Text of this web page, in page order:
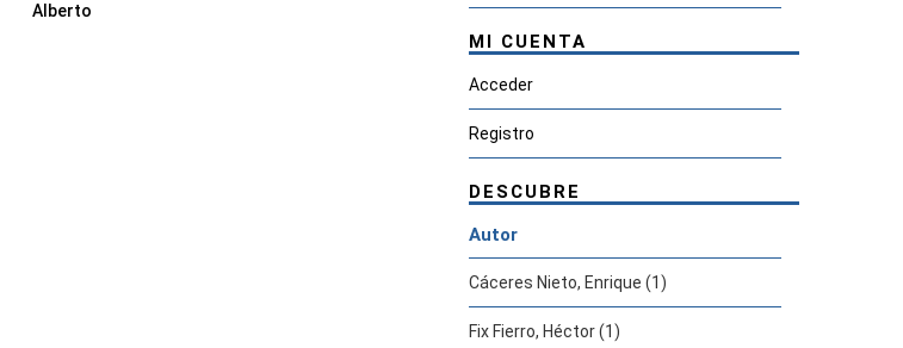
Alberto
MI CUENTA
Acceder
Registro
DESCUBRE
Autor
Cáceres Nieto, Enrique (1)
Fix Fierro, Héctor (1)